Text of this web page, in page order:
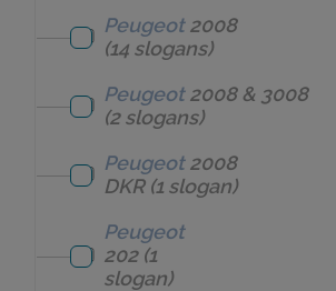
Peugeot 2008
(14 slogans)
Peugeot 2008 & 3008
(2 slogans)
Peugeot 2008
DKR(1 slogan)
Peugeot
202(1
slogan)